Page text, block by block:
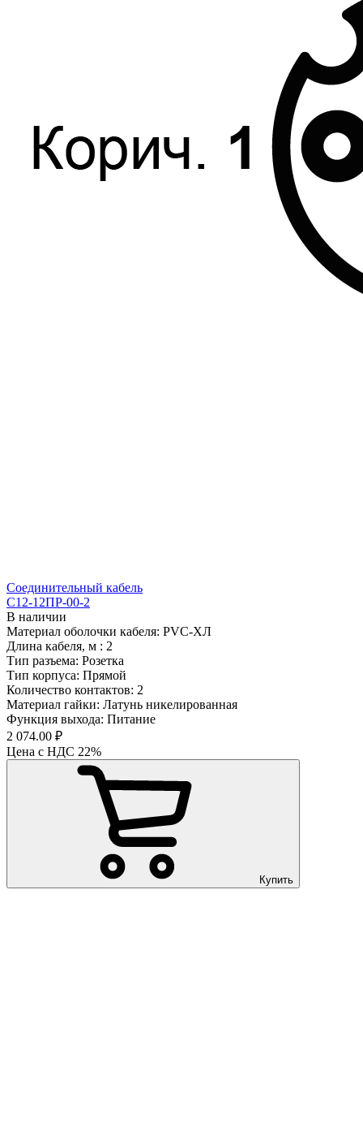
Соединительный кабель
С12-12ПР-00-2
В наличии
Материал оболочки кабеля: PVC-ХЛ
Длина кабеля, м : 2
Тип разъема: Розетка
Тип корпуса: Прямой
Количество контактов: 2
Материал гайки: Латунь никелированная
Функция выхода: Питание
2 074.00 ₽
Цена с НДС 22%
Купить